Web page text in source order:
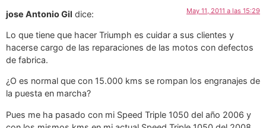
jose Antonio Gil dice: May 11, 2011 a las 15:29
Lo que tiene que hacer Triumph es cuidar a sus clientes y
hacerse cargo de las reparaciones de las motos con defectos
de fabrica.
¿O es normal que con 15.000 kms se rompan los engranajes de
la puesta en marcha?
Pues me ha pasado con mi Speed Triple 1050 del año 2006 y